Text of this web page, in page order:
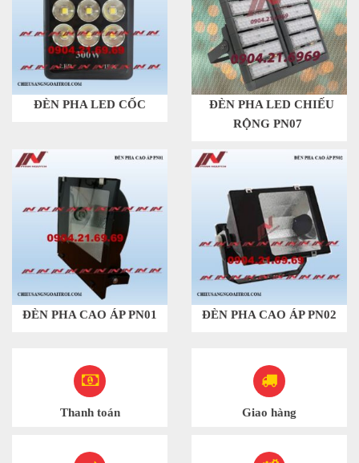
ĐÈN PHA LED CỐC
ĐÈN PHA LED CHIẾU
RỘNG PN07
ĐÈN PHA CAO ÁP PN01 ĐÈN PHA CAO ÁP PN02
Thanh toán Giao hàng